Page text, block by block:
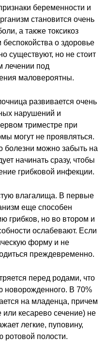
беременности и
становится очень
а также токсикоз
о здоровье
существуют, но не стоит
лечении под
маловероятны.
развивается очень
нарушений и
триместре при
могут не проявляться.
болезни можно забыть на
начинать сразу, чтобы
грибковой инфекции.
влагалища. В первые
еще способен
грибков, но во втором и
ослабевают. Если
форму и не
преждевременно.
перед родами, что
новорожденного. В 70%
на младенца, причем
кесарево сечение) не
легкие, пуповину,
ротовой полости.